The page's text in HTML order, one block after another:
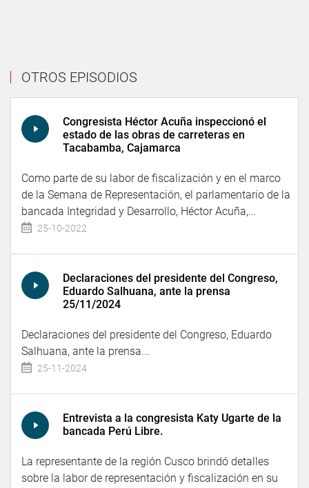
OTROS EPISODIOS
Congresista Héctor Acuña inspeccionó el
estado de las obras de carreteras en
Tacabamba, Cajamarca
Como parte de su labor de fiscalización y en el marco
de la Semana de Representación, el parlamentario de la
bancada Integridad y Desarrollo, Héctor Acuña,...
25-10-2022
Declaraciones del presidente del Congreso,
Eduardo Salhuana, ante la prensa
25/11/2024
Declaraciones del presidente del Congreso, Eduardo
Salhuana, ante la prensa...
25-11-2024
Entrevista a la congresista Katy Ugarte de la
bancada Perú Libre.
La representante de la región Cusco brindó detalles
sobre la labor de representación y fiscalización en su